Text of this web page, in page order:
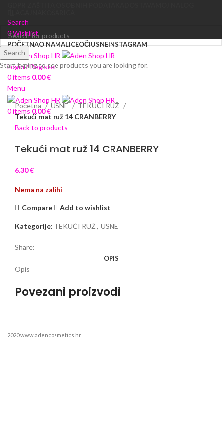
Search
0Wishlist
POČETNAO NAMALICEOČIUSNEINSTAGRAM
Login / Register
0items 0.00€
Menu
0items0.00€
Sold out
Click to enlarge
Početna
USNE
TEKUĆI RUŽ
Tekući mat ruž 14 CRANBERRY
Back to products
Tekući mat ruž 14 CRANBERRY
6.30€
Nema na zalihi
Compare Add to wishlist
Kategorije: TEKUĆI RUŽ, USNE
Share:
OPIS
Opis
Povezani proizvodi
2020 www.adencosmetics.hr
Search
Start typing to see products you are looking for.